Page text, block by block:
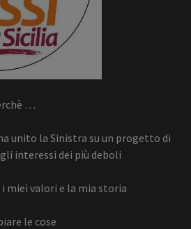
…
unito la Sinistra su un progetto di
interessi dei più deboli
miei valori e la mia storia
le cose